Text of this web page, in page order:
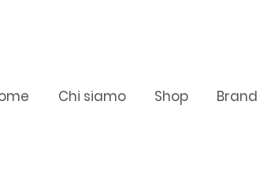
Chi siamo Shop Brand